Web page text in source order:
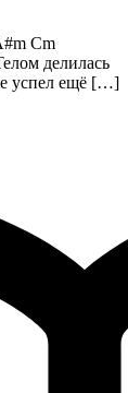
Cm
делилась
успел ещё […]